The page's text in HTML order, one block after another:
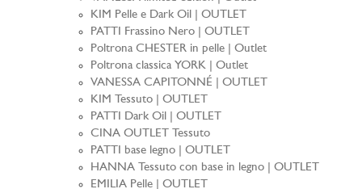
KIM Pelle e Dark Oil | OUTLET
PATTI Frassino Nero | OUTLET
Poltrona CHESTER in pelle | Outlet
Poltrona classica YORK | Outlet
VANESSA CAPITONNÉ | OUTLET
KIM Tessuto | OUTLET
PATTI Dark Oil | OUTLET
CINA OUTLET Tessuto
PATTI base legno | OUTLET
HANNA Tessuto con base in legno | OUTLET
EMILIA Pelle | OUTLET